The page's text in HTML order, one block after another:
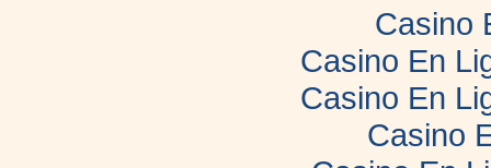
Casino
Casino En
Casino En
Casino